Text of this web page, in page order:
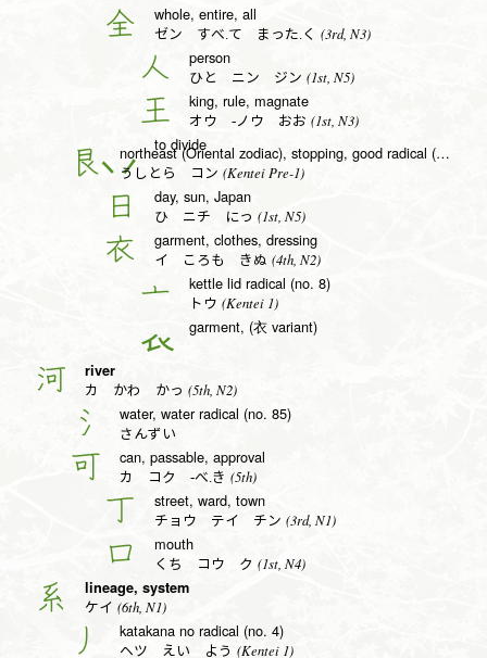
全 whole, entire, all
ゼン すべ.て まった.く (3rd, N3)
人 person
ひと ニン ジン (1st, N5)
王 king, rule, magnate
オウ -ノウ おお (1st, N3)
to divide
艮 northeast (Oriental zodiac), stopping, good radical (no. 138)
うしとら コン (Kentei Pre-1)
日 day, sun, Japan
ひ ニチ にっ (1st, N5)
衣 garment, clothes, dressing
イ ころも きぬ (4th, N2)
亠 kettle lid radical (no. 8)
トウ (Kentei 1)
𧘇 garment, (衣 variant)
河 river
カ かわ かっ (5th, N2)
氵 water, water radical (no. 85)
さんずい
可 can, passable, approval
カ コク -べ.き (5th)
丁 street, ward, town
チョウ テイ チン (3rd, N1)
口 mouth
くち コウ ク (1st, N4)
系 lineage, system
ケイ (6th, N1)
丿 katakana no radical (no. 4)
ヘツ えい よう (Kentei 1)